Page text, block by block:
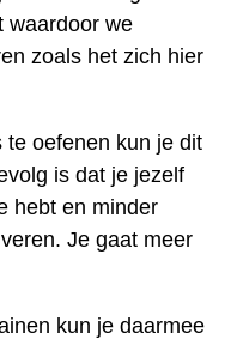
waardoor we
zoals het zich hier
te oefenen kun je dit
is dat je jezelf
hebt en minder
Je gaat meer
kun je daarmee